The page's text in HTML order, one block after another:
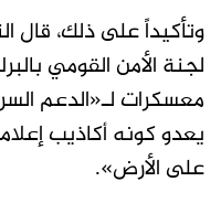
وتأكيداً على ذلك، قال
لجنة الأمن القومي
معسكرات لـ«الدعم
يعدو كونه أكاذيب
على الأرض».